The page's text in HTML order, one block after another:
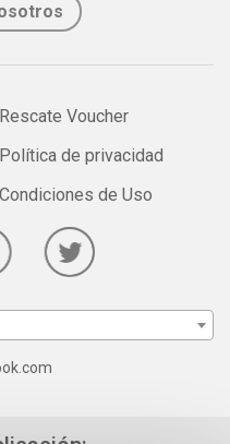
Rescate Voucher
Política de privacidad
Condiciones de Uso